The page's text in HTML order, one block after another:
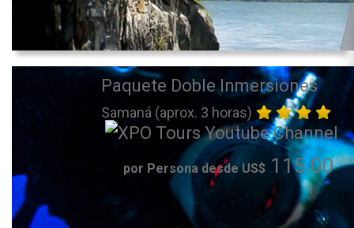
Paquete Doble Inmersiones
Samaná (aprox. 3 horas)
por Persona desde US$ 115.00